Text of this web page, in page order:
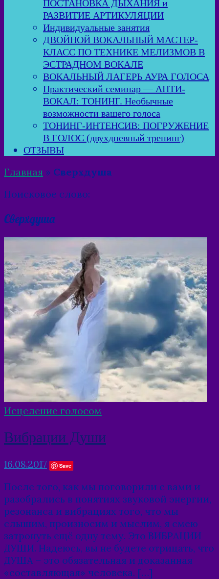
ПОСТАНОВКА ДЫХАНИЯ и
РАЗВИТИЕ АРТИКУЛЯЦИИ
Индивидуальные занятия
ДВОЙНОЙ ВОКАЛЬНЫЙ МАСТЕР-
КЛАСС ПО ТЕХНИКЕ МЕЛИЗМОВ В
ЭСТРАДНОМ ВОКАЛЕ
ВОКАЛЬНЫЙ ЛАГЕРЬ АУРА ГОЛОСА
Практический семинар — АНТИ-
ВОКАЛ: ТОНИНГ. Необычные
возможности вашего голоса
ТОНИНГ-ИНТЕНСИВ: ПОГРУЖЕНИЕ
В ГОЛОС (двухдневный тренинг)
ОТЗЫВЫ
Главная » Сверхдуша
Поисковое слово:
Сверхдуша
Исцеление голосом
Вибрации Души
16.08.2017 Save
После того, как мы поговорили с вами и
разобрались в понятиях звуковой энергии,
резонанса и вибрациях того, что мы
слышим, произносим и мыслим, я смею
затронуть ещё одну тему. Это ВИБРАЦИИ
ДУШИ. Надеюсь, вы не будете отрицать, что
ДУША – это обязательная и доказанная
«составляющая» человека. […]